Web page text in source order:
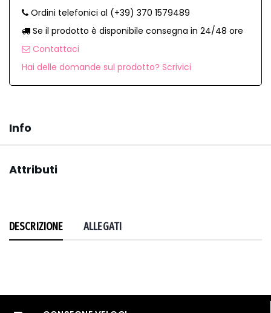
Ordini telefonici al (+39) 370 1579489
Se il prodotto è disponibile consegna in 24/48 ore
Contattaci
Hai delle domande sul prodotto? Scrivici
Info
Attributi
DESCRIZIONE ALLEGATI